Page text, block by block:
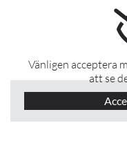
Vänligen acceptera
att se